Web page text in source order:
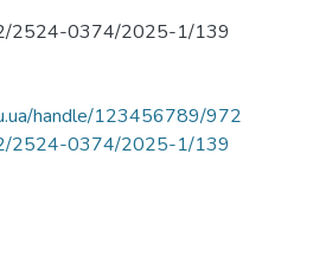
2524-0374/2025-1/139
handle/123456789/972
2524-0374/2025-1/139